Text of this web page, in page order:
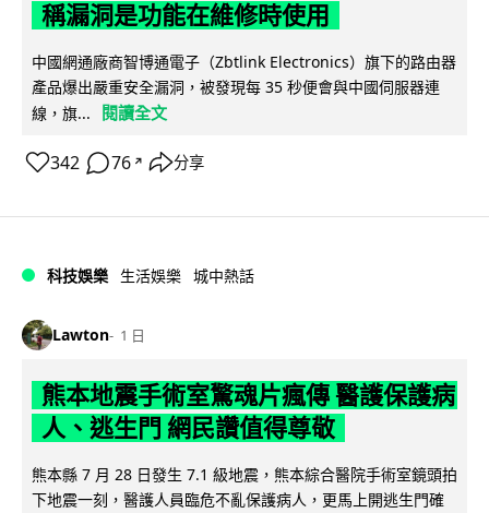
稱漏洞是功能在維修時使用
中國網通廠商智博通電子（Zbtlink Electronics）旗下的路由器
產品爆出嚴重安全漏洞，被發現每 35 秒便會與中國伺服器連
線，旗...
閱讀全文
342 76 ↗ 分享
科技娛樂 生活娛樂 城中熱話
Lawton 1 日
熊本地震手術室驚魂片瘋傳 醫護保護病
人、逃生門 網民讚值得尊敬
熊本縣 7 月 28 日發生 7.1 級地震，熊本綜合醫院手術室鏡頭拍
下地震一刻，醫護人員臨危不亂保護病人，更馬上開逃生門確